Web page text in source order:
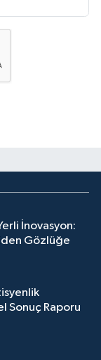
İnovasyon:
Gözlüğe
Sonuç Raporu